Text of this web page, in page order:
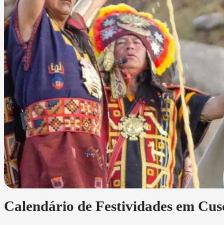
Calendário de Festividades em